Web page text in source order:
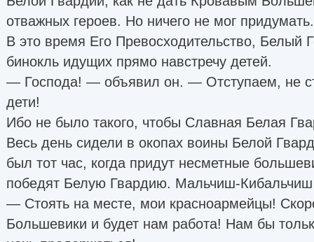
отважных героев. Но ничего не мог придумать.
В это время Его Превосходительство, Белый
бинокль идущих прямо навстречу детей.
— Господа! — объявил он. — Отступаем, не
дети!
Ибо не было такого, чтобы Славная Белая
Весь день сидели в окопах воины Белой
был тот час, когда придут несметные
победят Белую Гвардию. Мальчиш-Кибальчиш
— Стоять на месте, мои красноармейцы!
Большевики и будет нам работа! Нам бы